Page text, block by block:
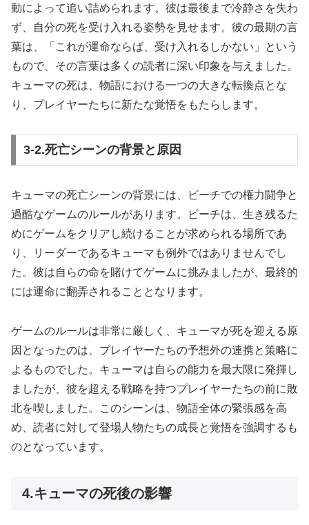
動によって追い詰められます。彼は最後まで冷静さを失わ
ず、自分の死を受け入れる姿勢を見せます。彼の最期の言
葉は、「これが運命ならば、受け入れるしかない」という
もので、その言葉は多くの読者に深い印象を与えました。
キューマの死は、物語における一つの大きな転換点とな
り、プレイヤーたちに新たな覚悟をもたらします。
3‐2.死亡シーンの背景と原因
キューマの死亡シーンの背景には、ビーチでの権力闘争と
過酷なゲームのルールがあります。ビーチは、生き残るた
めにゲームをクリアし続けることが求められる場所であ
り、リーダーであるキューマも例外ではありませんでし
た。彼は自らの命を賭けてゲームに挑みましたが、最終的
には運命に翻弄されることとなります。
ゲームのルールは非常に厳しく、キューマが死を迎える原
因となったのは、プレイヤーたちの予想外の連携と策略に
よるものでした。キューマは自らの能力を最大限に発揮し
ましたが、彼を超える戦略を持つプレイヤーたちの前に敗
北を喫しました。このシーンは、物語全体の緊張感を高
め、読者に対して登場人物たちの成長と覚悟を強調するも
のとなっています。
4.キューマの死後の影響